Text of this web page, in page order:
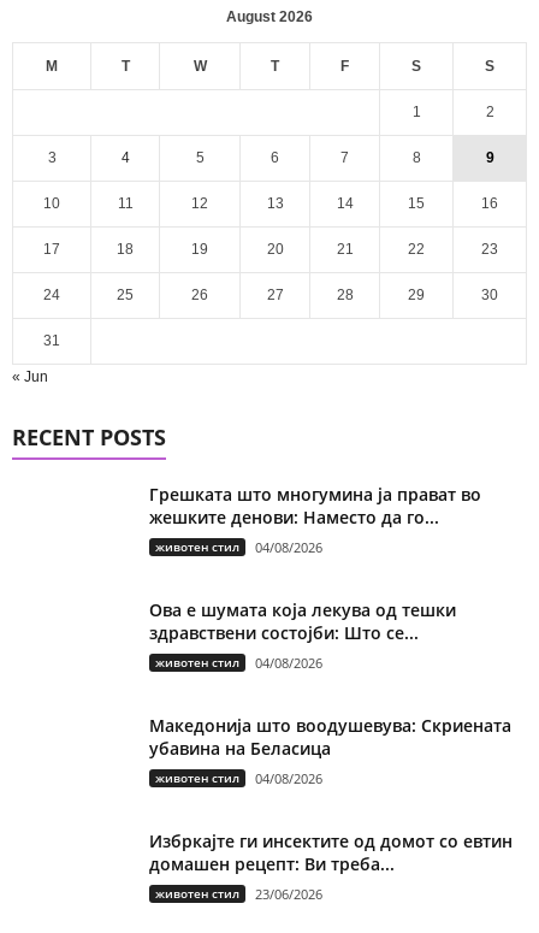
August 2026
M T W T F S S
1 2
3 4 5 6 7 8 9
10 11 12 13 14 15 16
17 18 19 20 21 22 23
24 25 26 27 28 29 30
31
« Jun
RECENT POSTS
Грешката што многумина ја прават во
жешките денови: Наместо да го...
животен стил 04/08/2026
Ова е шумата која лекува од тешки
здравствени состојби: Што се...
животен стил 04/08/2026
Македонија што воодушевува: Скриената
убавина на Беласица
животен стил 04/08/2026
Избркајте ги инсектите од домот со евтин
домашен рецепт: Ви треба...
животен стил 23/06/2026